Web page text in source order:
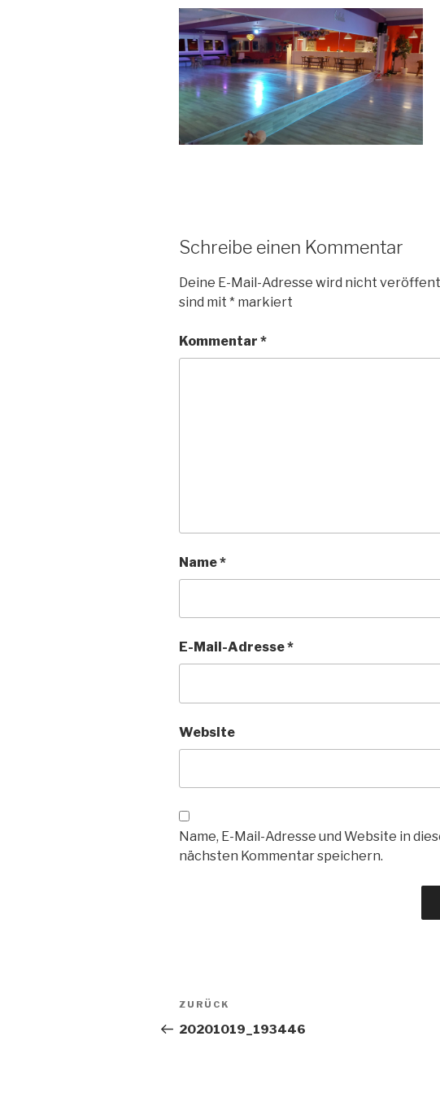
Schreibe einen Kommentar
Deine E-Mail-Adresse wird nicht
sind mit * markiert
Kommentar *
Name*
E-Mail-Adresse*
Website
Name, E-Mail-Adresse und Website in
nächsten Kommentar speichern.
Beitragsnavigation
Vorheriger
Beitrag
ZURÜCK
20201019_193446